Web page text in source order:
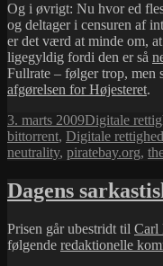
Og i øvrigt: Nu hvor ed
og deltager i censuren af
er det værd at minde om,
ligegyldig fordi den er så
Fullrate – følger trop, men
afgørelsen for Højesteret.
Udgivet
i
3. marts 2009Kategorier
Digitale
bittorrent, Digitale
neutrality, piratebay.org,
Dagens
Prisen går ubestridt til Carl
følgende redaktionelle